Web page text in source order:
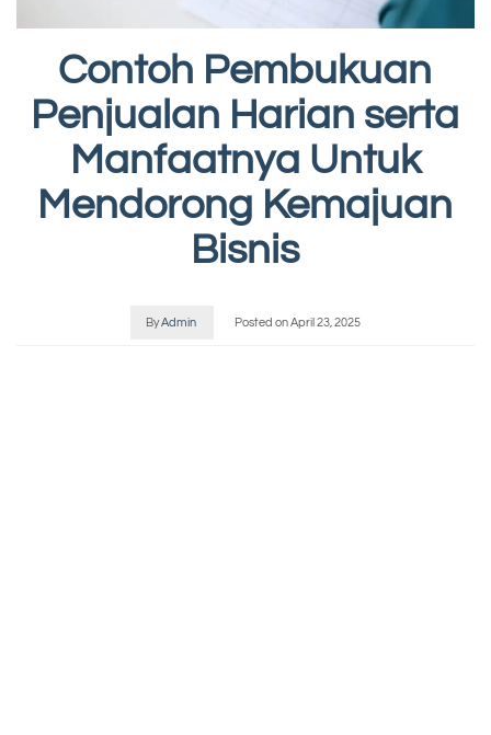
Contoh Pembukuan
Penjualan Harian serta
Manfaatnya Untuk
Mendorong Kemajuan
Bisnis
ByAdmin Posted onApril 23, 2025